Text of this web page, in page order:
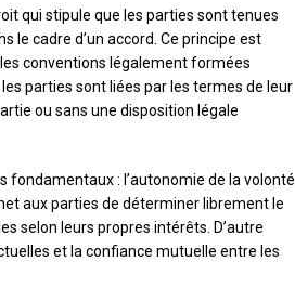
qui stipule que les parties sont tenues
le cadre d’un accord. Ce principe est
conventions légalement formées
parties sont liées par les termes de leur
ou sans une disposition légale
fondamentaux : l’autonomie de la volonté
aux parties de déterminer librement le
selon leurs propres intérêts. D’autre
et la confiance mutuelle entre les